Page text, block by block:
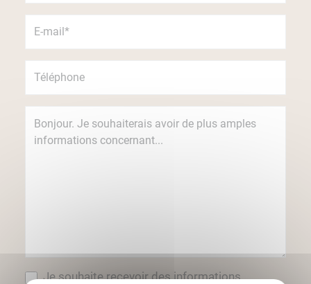
Je souhaite recevoir des informations